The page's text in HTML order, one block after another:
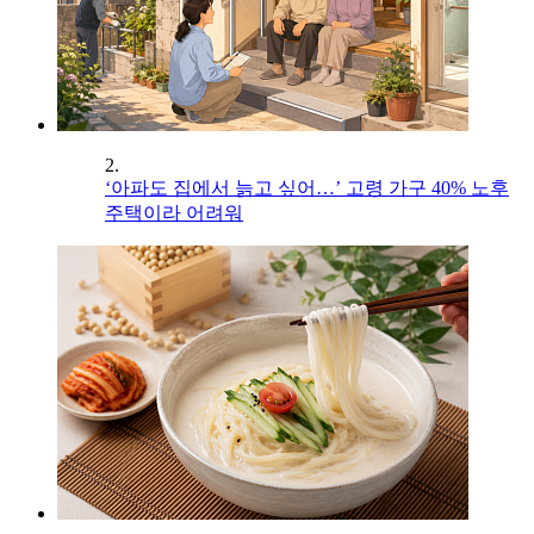
2.
‘아파도 집에서 늙고 싶어…’ 고령 가구 40% 노후
주택이라 어려워